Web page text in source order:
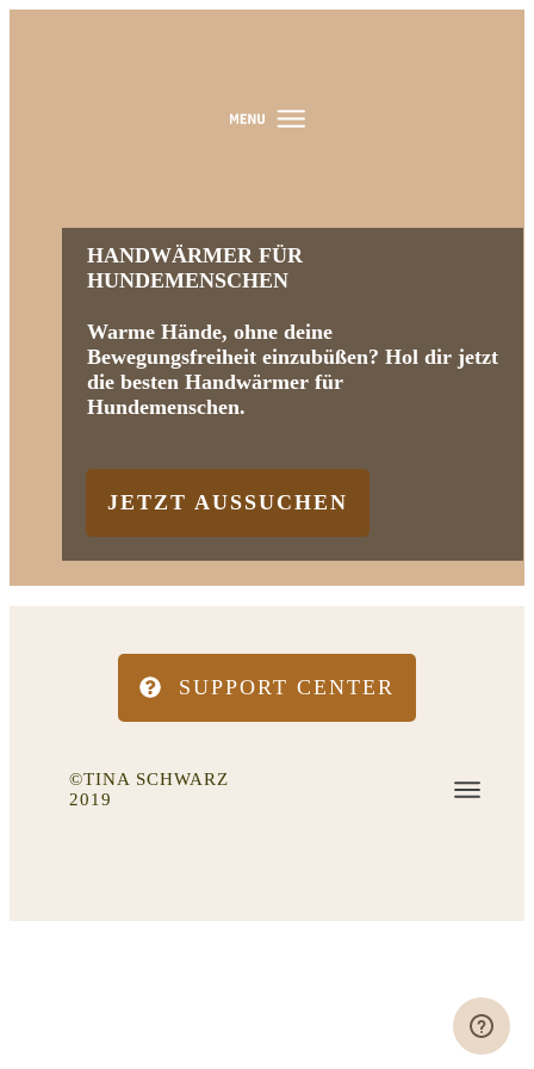
HANDWÄRMER FÜR
HUNDEMENSCHEN
Warme Hände, ohne deine
Bewegungsfreiheit einzubüßen? Hol dir jetzt
die besten Handwärmer für
Hundemenschen.
JETZT AUSSUCHEN
SUPPORT CENTER
©TINA SCHWARZ
2019